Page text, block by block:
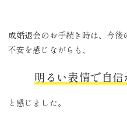
成婚退会のお手続き時は、今
不安を感じながらも、
明るい表情で自
と感じました。